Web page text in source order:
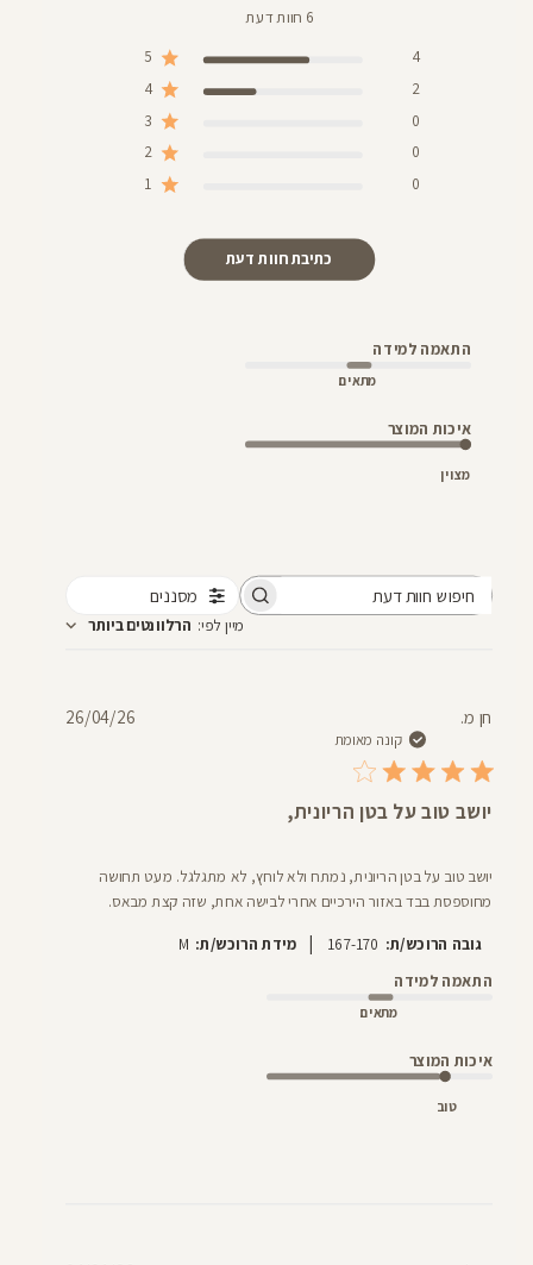
6 חוות דעת
5
4
4
2
3
0
2 0
1 0
כתיבת חוות דעת
התאמה למידה
מתאים
איכות המוצר
מצוין
מסננים
מיין לפי: הרלוונטים ביותר
חן מ.
קונה מאומת
יושב טוב על בטן הריונית,
יושב טוב על בטן הריונית, נמתח ולא לוחץ, לא מתגלגל. מעט תחושה
מחוספסת בבד באזור הירכיים אחרי לבישה אחת, שזה קצת מבאס.
גובה הרוכש/ת: 167-170 מידת הרוכש/ת: M
התאמה למידה
מתאים
איכות המוצר
טוב
26/04/26